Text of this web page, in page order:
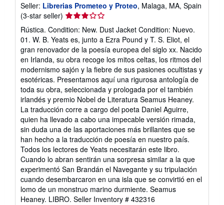
Seller: Librerias Prometeo y Proteo, Malaga, MA, Spain
(3-star seller) Seller
rating
3
out
of
5
stars
Rústica. Condition: New. Dust Jacket Condition: Nuevo.
01. W. B. Yeats es, junto a Ezra Pound y T. S. Eliot, el
gran renovador de la poesía europea del siglo xx. Nacido
en Irlanda, su obra recoge los mitos celtas, los ritmos del
modernismo sajón y la fiebre de sus pasiones ocultistas y
esotéricas. Presentamos aquí una rigurosa antología de
toda su obra, seleccionada y prologada por el también
irlandés y premio Nobel de Literatura Seamus Heaney.
La traducción corre a cargo del poeta Daniel Aguirre,
quien ha llevado a cabo una impecable versión rimada,
sin duda una de las aportaciones más brillantes que se
han hecho a la traducción de poesía en nuestro país.
Todos los lectores de Yeats necesitarán este libro.
Cuando lo abran sentirán una sorpresa similar a la que
experimentó San Brandán el Navegante y su tripulación
cuando desembarcaron en una isla que se convirtió en el
lomo de un monstruo marino durmiente. Seamus
Heaney. LIBRO. Seller Inventory # 432316